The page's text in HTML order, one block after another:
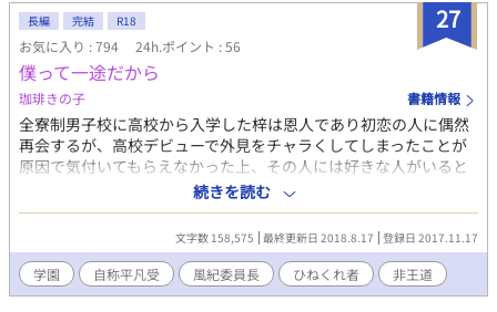
27
長編 完結 R18
お気に入り : 794 24h.ポイント : 56
僕って一途だから
珈琲きの子 書籍情報
全寮制男子校に高校から入学した梓は恩人であり初恋の人に偶然
再会するが、高校デビューで外見をチャラくしてしまったことが
原因で気付いてもらえなかった上、その人には好きな人がいると
知ってしまう。苦肉の策でセフレにしてもらうことに成功し、イ
イ感じ（？）に過ごしていたのだが、ある日、時季外れの転校生
がやってきて…。※主人公が結構下品発言をします。一応Ｒ１８
シーンには*を入れるようにします。全体的にかるーい仕上がりに
なると思います。←軽くならない感じになってきました。スミマ
セン汗
続きを読む
文字数 158,575 最終更新日 2018.8.17 登録日 2017.11.17
学園 自称平凡受 風紀委員長 ひねくれ者 非王道